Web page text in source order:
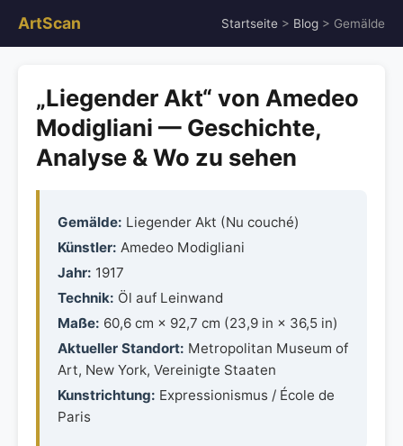
ArtScan Startseite > Blog > Gemälde
„Liegender Akt“ von Amedeo
Modigliani — Geschichte,
Analyse & Wo zu sehen
Gemälde: Liegender Akt (Nu couché)
Künstler: Amedeo Modigliani
Jahr: 1917
Technik: Öl auf Leinwand
Maße: 60,6 cm × 92,7 cm (23,9 in × 36,5 in)
Aktueller Standort: Metropolitan Museum of
Art, New York, Vereinigte Staaten
Kunstrichtung: Expressionismus / École de
Paris